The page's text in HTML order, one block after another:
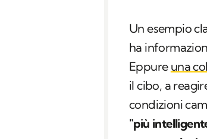
Un esempio
ha
Eppure una
il cibo, a
condizioni
"più